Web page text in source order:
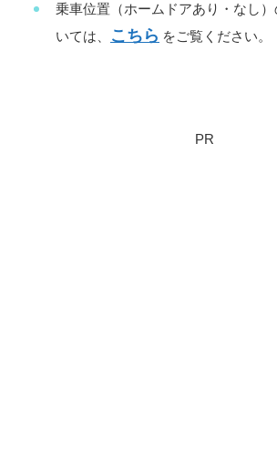
乗車位置（ホームドアあり・なし
いては、
こちら をご覧ください。
PR